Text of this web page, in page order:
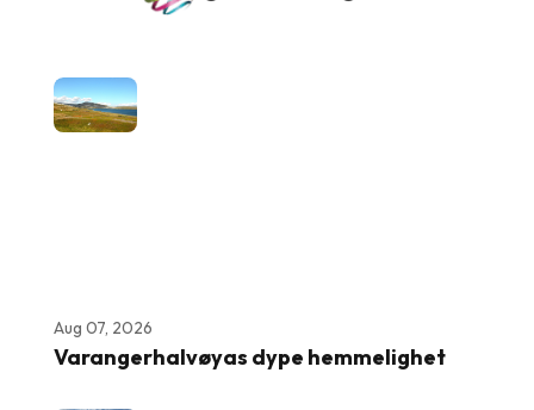
Aug 07, 2026
Varangerhalvøyas dype hemmelighet